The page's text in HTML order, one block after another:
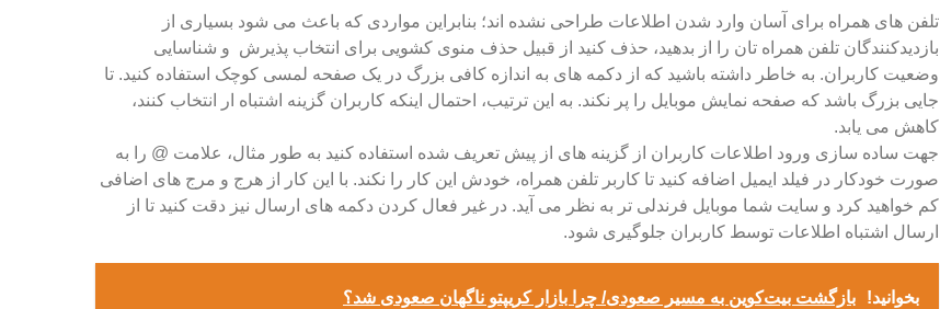
تلفن های همراه برای آسان وارد شدن اطلاعات طراحی نشده اند؛ بنابراین مواردی که باعث می شود بسیاری از
بازدیدکنندگان تلفن همراه تان را از بدهید، حذف کنید از قبیل حذف منوی کشویی برای انتخاب پذیرش و شناسایی
وضعیت کاربران. به خاطر داشته باشید که از دکمه های به اندازه کافی بزرگ در یک صفحه لمسی کوچک استفاده کنید. تا
جایی بزرگ باشد که صفحه نمایش موبایل را پر نکند. به این ترتیب، احتمال اینکه کاربران گزینه اشتباه ار انتخاب کنند،
کاهش می یابد.
جهت ساده سازی ورود اطلاعات کاربران از گزینه های از پیش تعریف شده استفاده کنید به طور مثال، علامت @ را به
صورت خودکار در فیلد ایمیل اضافه کنید تا کاربر تلفن همراه، خودش این کار را نکند. با این کار از هرج و مرج های اضافی
کم خواهید کرد و سایت شما موبایل فرندلی تر به نظر می آید. در غیر فعال کردن دکمه های ارسال نیز دقت کنید تا از
ارسال اشتباه اطلاعات توسط کاربران جلوگیری شود.
بخوانید! بازگشت بیت‌کوین به مسیر صعودی/ چرا بازار کریپتو ناگهان صعودی شد؟